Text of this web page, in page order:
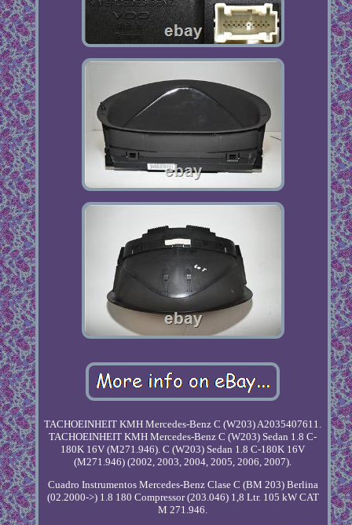
TACHOEINHEIT KMH Mercedes-Benz C (W203) A2035407611.
TACHOEINHEIT KMH Mercedes-Benz C (W203) Sedan 1.8 C-
180K 16V (M271.946). C (W203) Sedan 1.8 C-180K 16V
(M271.946) (2002, 2003, 2004, 2005, 2006, 2007).
Cuadro Instrumentos Mercedes-Benz Clase C (BM 203) Berlina
(02.2000->) 1.8 180 Compressor (203.046) 1,8 Ltr. 105 kW CAT
M 271.946.